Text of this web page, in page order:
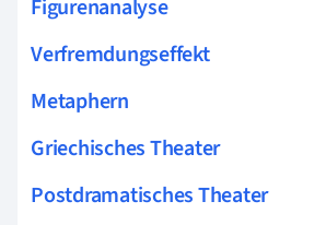
Figurenanalyse
Verfremdungseffekt
Metaphern
Griechisches Theater
Postdramatisches Theater